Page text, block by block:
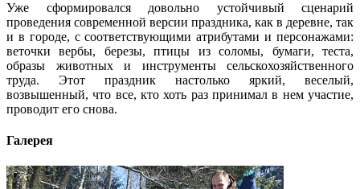
Уже сформировался довольно устойчивый сценарий
проведения современной версии праздника, как в деревне, так
и в городе, с соответствующими атрибутами и персонажами:
веточки вербы, березы, птицы из соломы, бумаги, теста,
образы животных и инструменты сельскохозяйственного
труда. Этот праздник настолько яркий, веселый,
возвышенный, что все, кто хоть раз принимал в нем участие,
проводит его снова.
Галерея